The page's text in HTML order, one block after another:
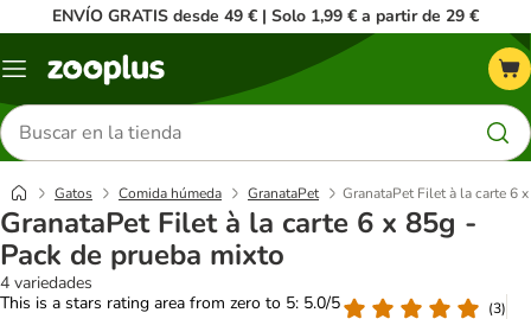
ENVÍO GRATIS desde 49 € | Solo 1,99 € a partir de 29 €
Menú
Buscar
productos
Gatos Comida húmeda GranataPet GranataPet Filet à la carte 6
GranataPet Filet à la carte 6 x 85g -
Pack de prueba mixto
4 variedades
This is a stars rating area from zero to 5: 5.0/5
(3)